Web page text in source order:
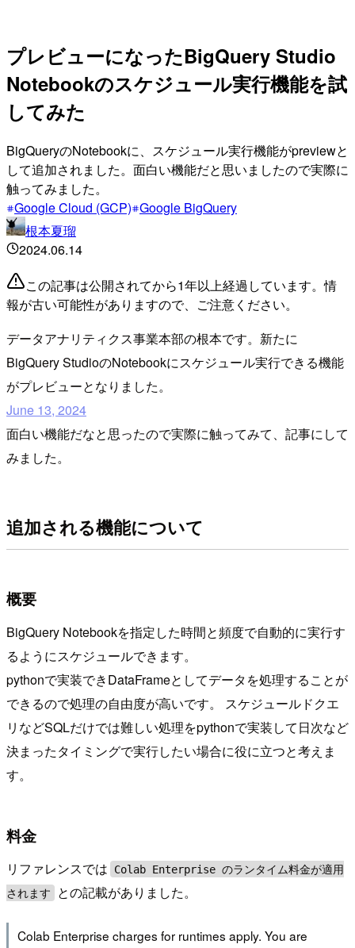
プレビューになったBigQuery Studio
Notebookのスケジュール実行機能を試
してみた
BigQueryのNotebookに、スケジュール実行機能がpreviewと
して追加されました。面白い機能だと思いましたので実際に
触ってみました。
Google Cloud (GCP) Google BigQuery
根本夏瑠
2024.06.14
この記事は公開されてから1年以上経過しています。情
報が古い可能性がありますので、ご注意ください。
データアナリティクス事業本部の根本です。新たに
BigQuery StudioのNotebookにスケジュール実行できる機能
がプレビューとなりました。
June 13, 2024
面白い機能だなと思ったので実際に触ってみて、記事にして
みました。
追加される機能について
概要
BigQuery Notebookを指定した時間と頻度で自動的に実行す
るようにスケジュールできます。
pythonで実装できDataFrameとしてデータを処理することが
できるので処理の自由度が高いです。 スケジュールドクエ
リなどSQLだけでは難しい処理をpythonで実装して日次など
決まったタイミングで実行したい場合に役に立つと考えま
す。
料金
リファレンスでは
Colab Enterprise のランタイム料金が適用
されます
との記載がありました。
Colab Enterprise charges for runtimes apply. You are